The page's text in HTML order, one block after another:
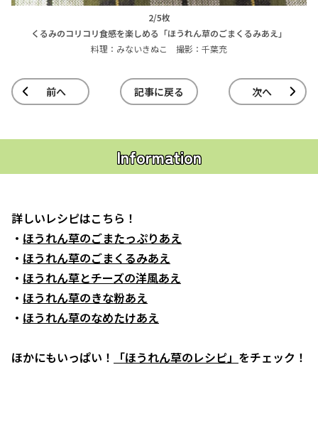
2/5枚
くるみのコリコリ食感を楽しめる「ほうれん草のごまくるみあえ」
料理：みないきぬこ 撮影：千葉充
前へ 記事に戻る 次へ
Information
詳しいレシピはこちら！
・ ほうれん草のごまたっぷりあえ
・ ほうれん草のごまくるみあえ
・ ほうれん草とチーズの洋風あえ
・ ほうれん草のきな粉あえ
・ ほうれん草のなめたけあえ
ほかにもいっぱい！ 「ほうれん草のレシピ」 をチェック！